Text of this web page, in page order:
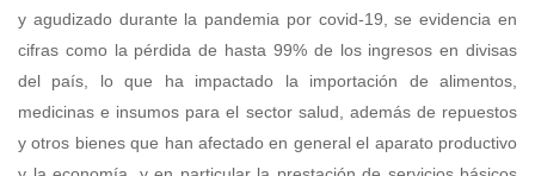
y agudizado durante la pandemia por covid-19, se evidencia en
cifras como la pérdida de hasta 99% de los ingresos en divisas
del país, lo que ha impactado la importación de alimentos,
medicinas e insumos para el sector salud, además de repuestos
y otros bienes que han afectado en general el aparato productivo